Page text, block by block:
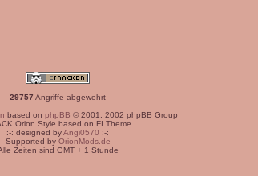
29757 Angriffe abgewehrt
based on phpBB © 2001, 2002 phpBB Group
Orion Style based on FI Theme
:-: designed byAngi0570 :-:
Supported by OrionMods.de
Zeiten sind GMT + 1 Stunde